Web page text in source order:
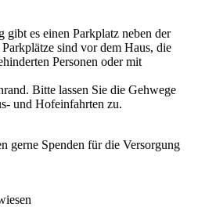
es einen Parkplatz neben der
sind vor dem Haus, die
Personen oder mit
Bitte lassen Sie die Gehwege
und Hofeinfahrten zu.
gerne Spenden für die Versorgung